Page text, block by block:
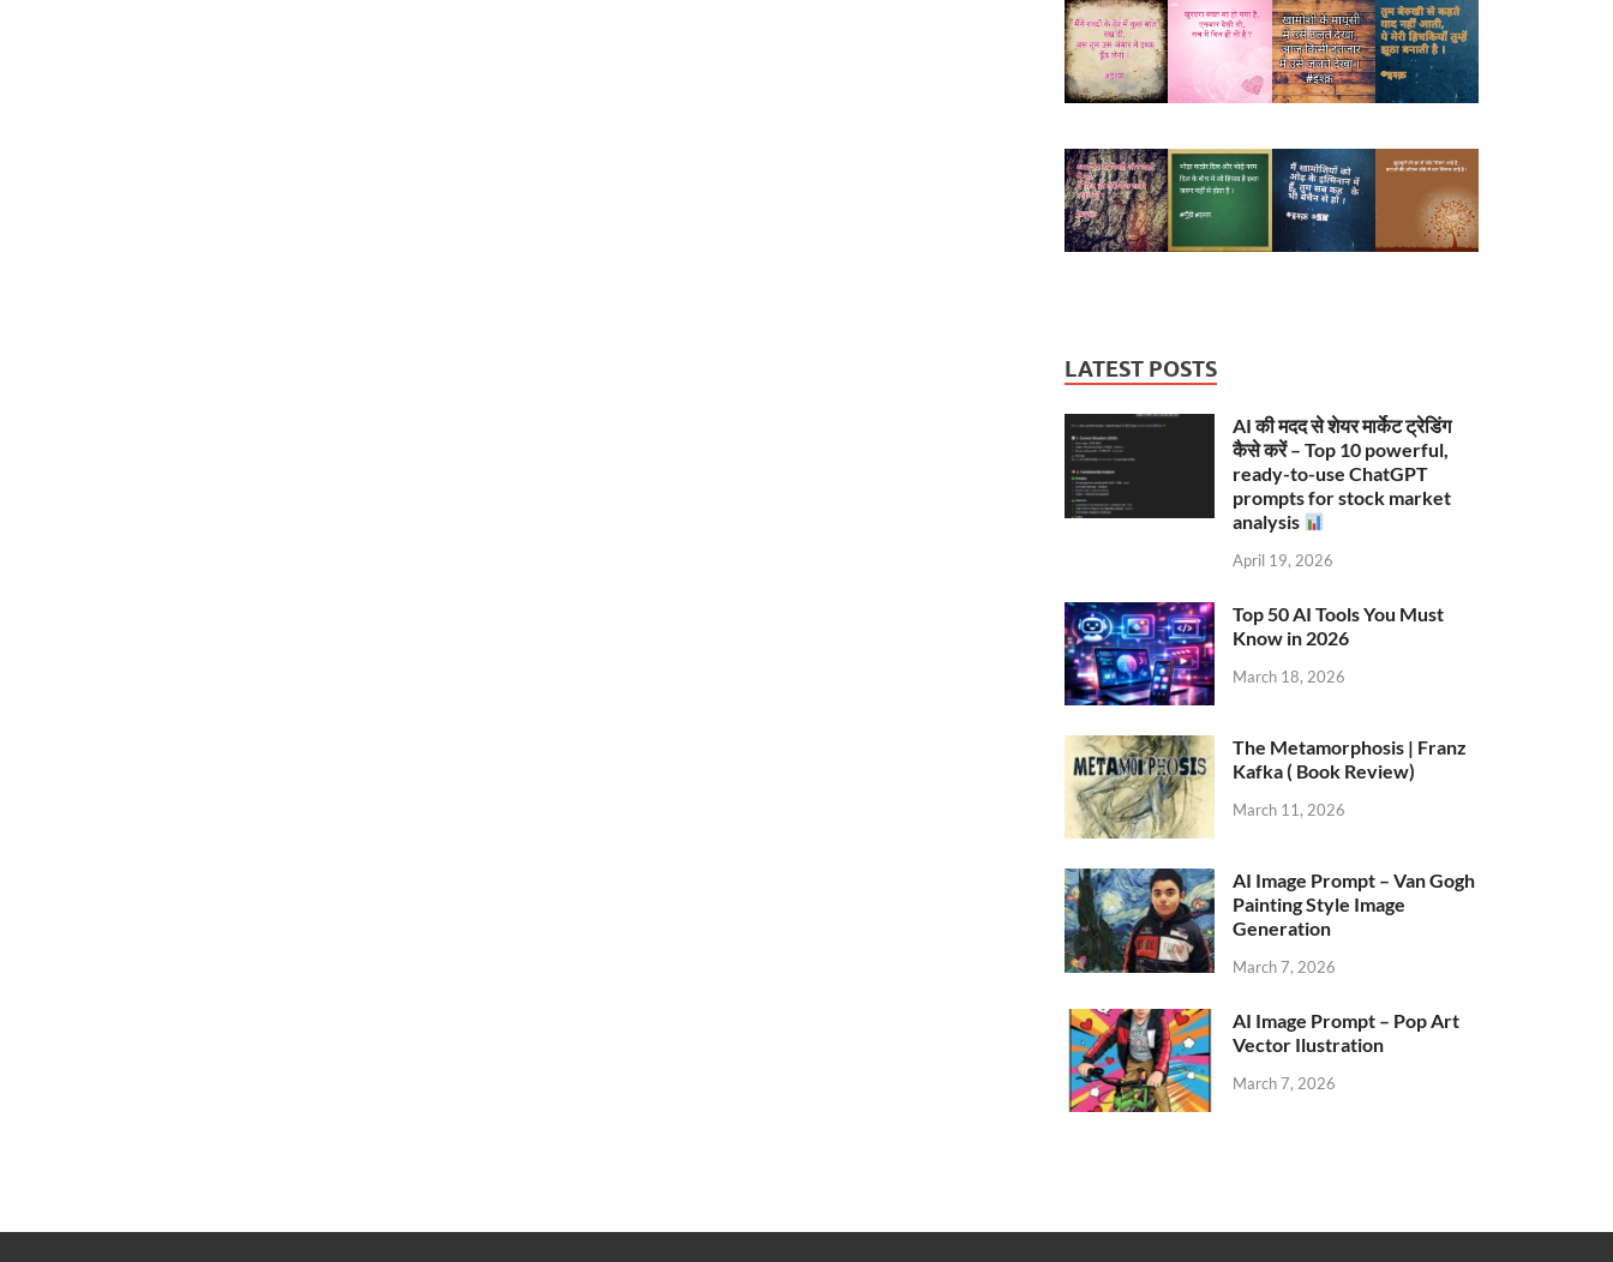
LATEST POSTS
AI की मदद से शेयर मार्केट ट्रेडिंग
कैसे करें – Top 10 powerful,
ready-to-use ChatGPT
prompts for stock market
analysis
April 19, 2026
Top 50 AI Tools You Must
Know in 2026
March 18, 2026
The Metamorphosis | Franz
Kafka ( Book Review)
March 11, 2026
AI Image Prompt – Van Gogh
Painting Style Image
Generation
March 7, 2026
AI Image Prompt – Pop Art
Vector Ilustration
March 7, 2026